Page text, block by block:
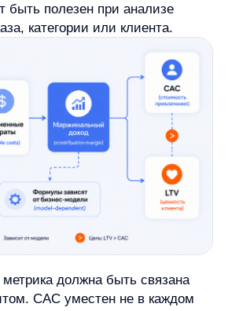
на юнит.
с привлечением, если
от повторных покупок,
частоту покупок